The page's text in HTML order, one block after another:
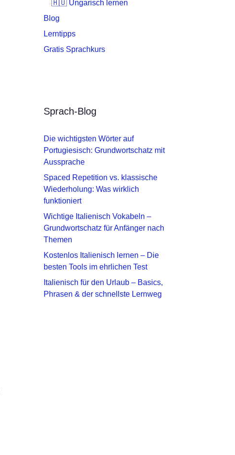
🇭🇺 Ungarisch lernen
Blog
Lerntipps
Gratis Sprachkurs
Sprach-Blog
Die wichtigsten Wörter auf
Portugiesisch: Grundwortschatz mit
Aussprache
Spaced Repetition vs. klassische
Wiederholung: Was wirklich
funktioniert
Wichtige Italienisch Vokabeln –
Grundwortschatz für Anfänger nach
Themen
Kostenlos Italienisch lernen – Die
besten Tools im ehrlichen Test
Italienisch für den Urlaub – Basics,
Phrasen & der schnellste Lernweg